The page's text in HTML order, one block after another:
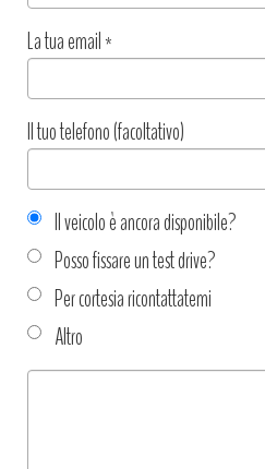
La tua email*
Il tuo telefono (facoltativo)
Il veicolo è ancora disponibile?
Posso fissare un test drive?
Per cortesia ricontattatemi
Altro
Tipo